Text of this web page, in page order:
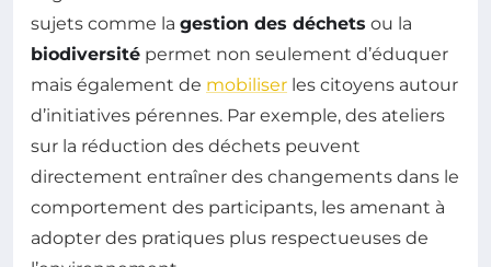
sujets comme la gestion des déchets ou la
biodiversité permet non seulement d’éduquer
mais également de mobiliser les citoyens autour
d’initiatives pérennes. Par exemple, des ateliers
sur la réduction des déchets peuvent
directement entraîner des changements dans le
comportement des participants, les amenant à
adopter des pratiques plus respectueuses de